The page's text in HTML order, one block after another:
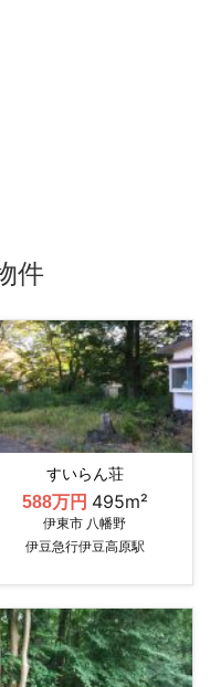
件
すいらん荘
588万円 495m²
伊東市 八幡野
伊豆急行伊豆高原駅